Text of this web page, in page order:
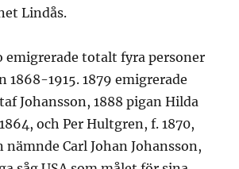
Lindås.
emigrerade totalt fyra personer
1868-1915. 1879 emigrerade
Johansson, 1888 pigan Hilda
och Per Hultgren, f. 1870,
nämnde Carl Johan Johansson,